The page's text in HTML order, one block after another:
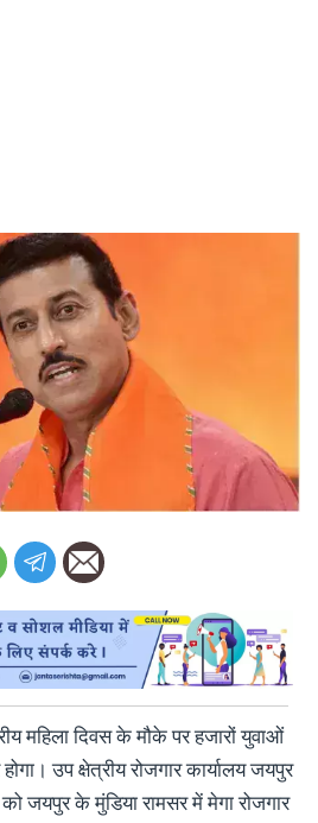
महिला दिवस के मौके पर हजारों युवाओं
उप क्षेत्रीय रोजगार कार्यालय जयपुर
को जयपुर के मुंडिया रामसर में मेगा रोजगार